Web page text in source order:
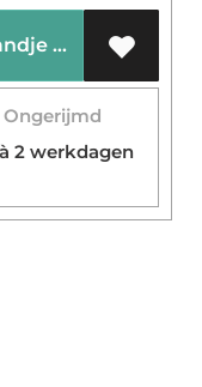
Voeg toe aan mijn winkelmandje
2 werkdagen